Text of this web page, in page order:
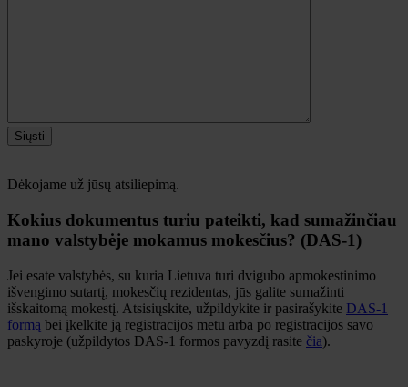
Siųsti
Dėkojame už jūsų atsiliepimą.
Kokius dokumentus turiu pateikti, kad sumažinčiau
mano valstybėje mokamus mokesčius? (DAS-1)
Jei esate valstybės, su kuria Lietuva turi dvigubo apmokestinimo
išvengimo sutartį, mokesčių rezidentas, jūs galite sumažinti
išskaitomą mokestį. Atsisiųskite, užpildykite ir pasirašykite DAS-1
formą bei įkelkite ją registracijos metu arba po registracijos savo
paskyroje (užpildytos DAS-1 formos pavyzdį rasite čia).